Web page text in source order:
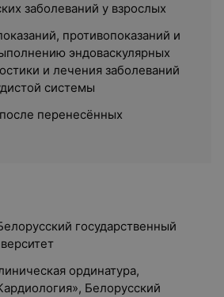
заболеваний у взрослых
противопоказаний и
эндоваскулярных
и лечения заболеваний
системы
перенесённых
государственный
ординатура,
Белорусский